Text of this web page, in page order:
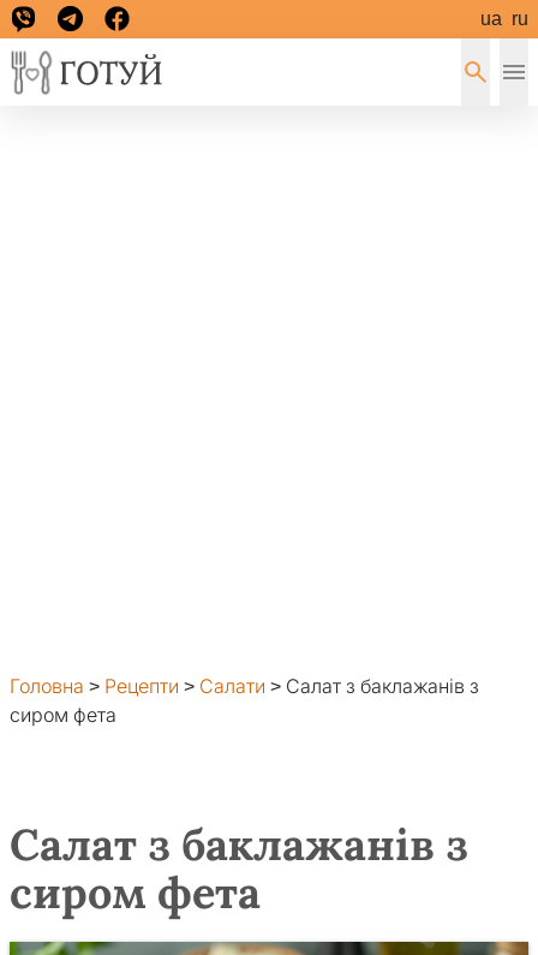
ua ru
Головна > Рецепти > Салати > Салат з баклажанів з
сиром фета
Салат з баклажанів з
сиром фета